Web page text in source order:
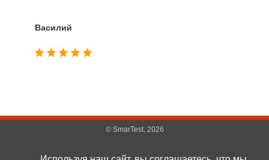
Василий
© SmarTest, 2026
|